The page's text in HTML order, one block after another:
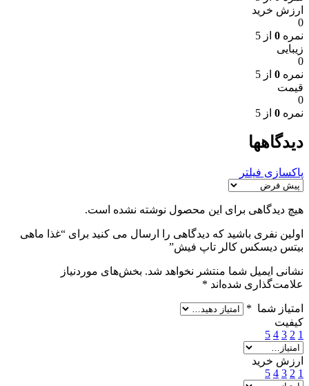
ارزش خرید
0
نمره 0 از 5
زیبایی
0
نمره 0 از 5
قیمت
0
نمره 0 از 5
دیدگاهها
پاکسازی فیلتر
هیچ دیدگاهی برای این محصول نوشته نشده است.
اولین نفری باشید که دیدگاهی را ارسال می کنید برای “غذا ماهی
بیتس دیسکس کالر تاپ فیش”
نشانی ایمیل شما منتشر نخواهد شد. بخش‌های موردنیاز
علامت‌گذاری شده‌اند *
امتیاز شما *
کیفیت
1
2
3
4
5
ارزش خرید
1
2
3
4
5